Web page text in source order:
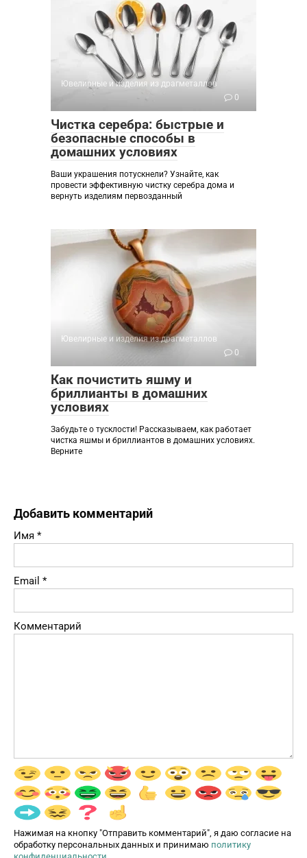
Ювелирные и изделия из драгметаллов
0
Чистка серебра: быстрые и
безопасные способы в
домашних условиях
Ваши украшения потускнели? Узнайте, как
провести эффективную чистку серебра дома и
вернуть изделиям первозданный
Ювелирные и изделия из драгметаллов
0
Как почистить яшму и
бриллианты в домашних
условиях
Забудьте о тусклости! Рассказываем, как работает
чистка яшмы и бриллиантов в домашних условиях.
Верните
Добавить комментарий
Имя *
Email *
Комментарий
Нажимая на кнопку "Отправить комментарий", я даю согласие на
обработку персональных данных и принимаю политику